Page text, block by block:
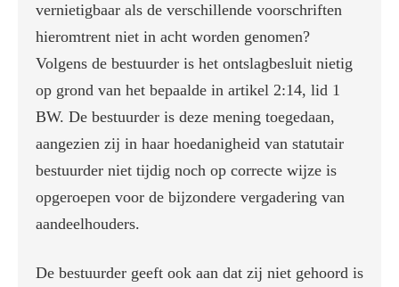
vernietigbaar als de verschillende voorschriften
hieromtrent niet in acht worden genomen?
Volgens de bestuurder is het ontslagbesluit nietig
op grond van het bepaalde in artikel 2:14, lid 1
BW. De bestuurder is deze mening toegedaan,
aangezien zij in haar hoedanigheid van statutair
bestuurder niet tijdig noch op correcte wijze is
opgeroepen voor de bijzondere vergadering van
aandeelhouders.
De bestuurder geeft ook aan dat zij niet gehoord is